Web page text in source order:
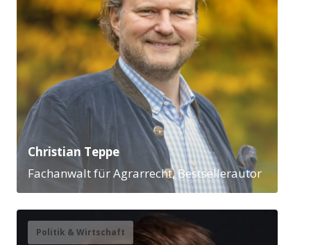
Christian Teppe
Fachanwalt für Agrarrecht, Bestsellerautor
Politik & Wirtschaft